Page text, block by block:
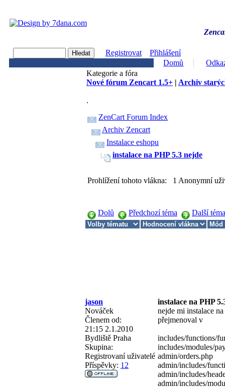
Registrovat
Přihlášení
Domů
Kategorie a fóra
Nové fórum Zencart 1.5+ | Archiv
.
ZenCart Forum Index
Archiv Zencart
Instalace eshopu
instalace na PHP 5.3 nejde
Prohlížení tohoto vlákna: 1 Anonymní
Dolů Předchozí téma Další téma
jason
instalace na PHP
Nováček
Členem od:
21:15 2.1.2010
Bydliště Praha
Skupina:
Registrovaní uživatelé
Příspěvky: 12
nejde mi instalace
přejmenoval v
includes/functions/
includes/modules/
admin/orders.php
admin/includes/
admin/includes/
admin/includes/